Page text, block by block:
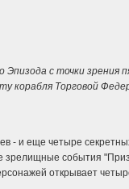
с точки
корабля Торговой
- и еще четыре
зрелищные события
открывает